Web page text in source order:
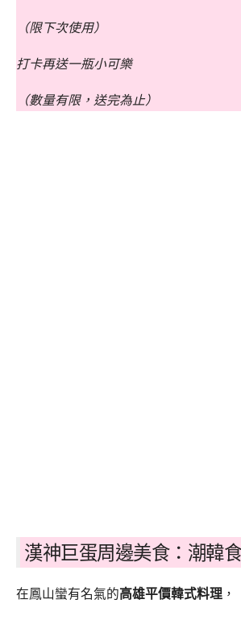
（限下次使用）
打卡再送一瓶小可樂
（數量有限，送完為止）
漢神巨蛋周邊美食：潮韓
在鳳山蠻有名氣的高雄平價韓式料理 ，